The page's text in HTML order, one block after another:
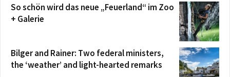
So schön wird das neue „Feuerland“ im Zoo
+ Galerie
Bilger and Rainer: Two federal ministers,
the ‘weather’ and light-hearted remarks